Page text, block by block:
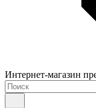
Интернет-магазин